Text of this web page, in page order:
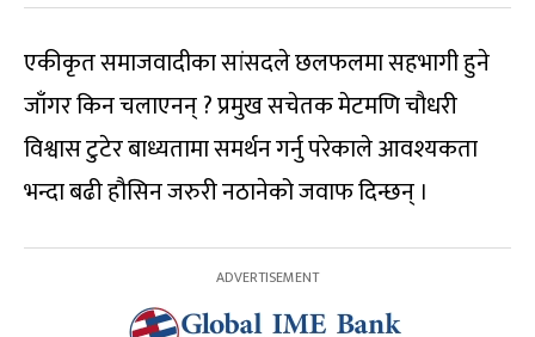
एकीकृत समाजवादीका सांसदले छलफलमा सहभागी हुने
जाँगर किन चलाएनन् ? प्रमुख सचेतक मेटमणि चौधरी
विश्वास टुटेर बाध्यतामा समर्थन गर्नु परेकाले आवश्यकता
भन्दा बढी हौसिन जरुरी नठानेको जवाफ दिन्छन् ।